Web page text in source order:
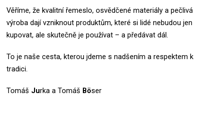
Věříme, že kvalitní řemeslo, osvědčené materiály a pečlivá
výroba dají vzniknout produktům, které si lidé nebudou jen
kupovat, ale skutečně je používat – a předávat dál.
To je naše cesta, kterou jdeme s nadšením a respektem k
tradici.
Tomáš Jurka a Tomáš Böser